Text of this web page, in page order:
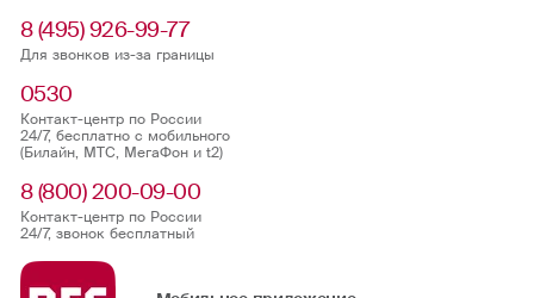
8 (495) 926-99-77
Для звонков из-за границы
0530
Контакт-центр по России
24/7, бесплатно с мобильного
(Билайн, МТС, МегаФон и t2)
8 (800) 200-09-00
Контакт-центр по России
24/7, звонок бесплатный